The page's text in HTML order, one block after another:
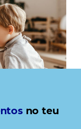
no teu